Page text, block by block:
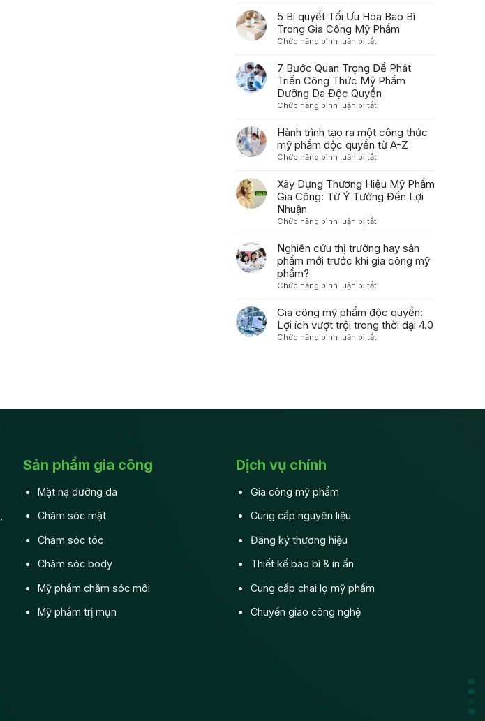
phẩm
trong
năm
thương
hiệu
đang
quá
trình
tái
tạo
thành
sản
phẩm
sóc
da
dành
người
dùng
như
nào?
5 Bí quyết Tối Ưu Hóa Bao Bì
Trong Gia Công Mỹ Phẩm
Chức năng bình luận bị tắtở
Bí
quyết
Tối
Ưu
Hóa
Bì
Trong
Gia
Mỹ
Phẩm
7 Bước Quan Trọng Để Phát
Triển Công Thức Mỹ Phẩm
Dưỡng Da Độc Quyền
Chức năng bình luận bị tắtở
Bước
Quan
Trọng
Triển
Công
Mỹ
Dưỡng
Da
Quyền
Hành trình tạo ra một công thức
mỹ phẩm độc quyền từ A-Z
Chức năng bình luận bị tắtở
trình
tạo
ra
công
mỹ
phẩm
quyền
A-
Z
Xây Dựng Thương Hiệu Mỹ Phẩm
Gia Công: Từ Ý Tưởng Đến Lợi
Nhuận
Chức năng bình luận bị tắtở
Dựng
Thương
Hiệu
Phẩm
Công:
Từ
Ý
Nghiên cứu thị trường hay sản
phẩm mới trước khi gia công mỹ
phẩm?
Chức năng bình luận bị tắtở
cứu
thị
trường
Gia công mỹ phẩm độc quyền:
Lợi ích vượt trội trong thời đại 4.0
Chức năng bình luận bị tắtở
quyền:
Sản phẩm gia công
Mặt nạ dưỡng da
Chăm sóc mặt
Chăm sóc tóc
Chăm sóc body
Mỹ phẩm chăm sóc môi
Mỹ phẩm trị mụn
Dịch vụ chính
Gia công mỹ phẩm
Cung cấp nguyên liệu
Đăng ký thương hiệu
Thiết kế bao bì & in ấn
Cung cấp chai lọ mỹ phẩm
Chuyển giao công nghệ